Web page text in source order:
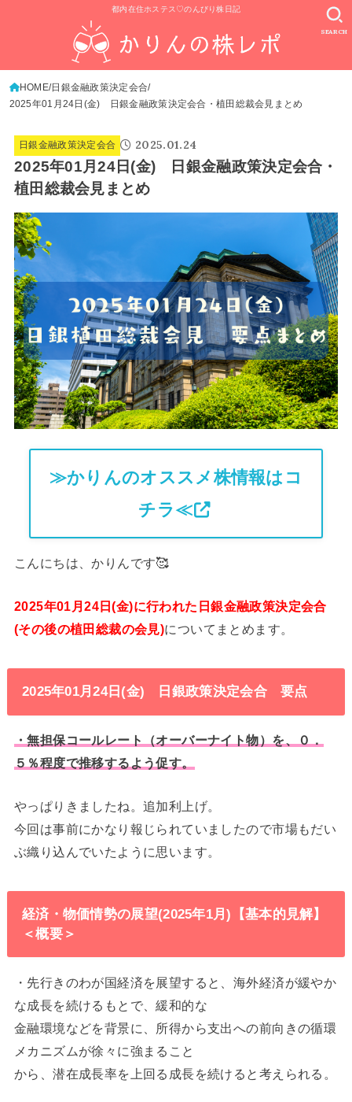
都内在住ホステス♡のんびり株日記
SEARCH
HOME 日銀金融政策決定会合
2025年01月24日(金) 日銀金融政策決定会合・植田総裁会見まとめ
日銀金融政策決定会合 2025.01.24
2025年01月24日(金) 日銀金融政策決定会合・
植田総裁会見まとめ
≫かりんのオススメ株情報はコ
チラ≪
こんにちは、かりんです🥰
2025年01月24日(金)に行われた日銀金融政策決定会合
(その後の植田総裁の会見)についてまとめます。
2025年01月24日(金) 日銀政策決定会合 要点
・無担保コールレート（オーバーナイト物）を、０．
５％程度で推移するよう促す。
やっぱりきましたね。追加利上げ。
今回は事前にかなり報じられていましたので市場もだい
ぶ織り込んでいたように思います。
経済・物価情勢の展望(2025年1月)【基本的見解】
＜概要＞
・先行きのわが国経済を展望すると、海外経済が緩やか
な成長を続けるもとで、緩和的な
金融環境などを背景に、所得から支出への前向きの循環
メカニズムが徐々に強まること
から、潜在成長率を上回る成長を続けると考えられる。